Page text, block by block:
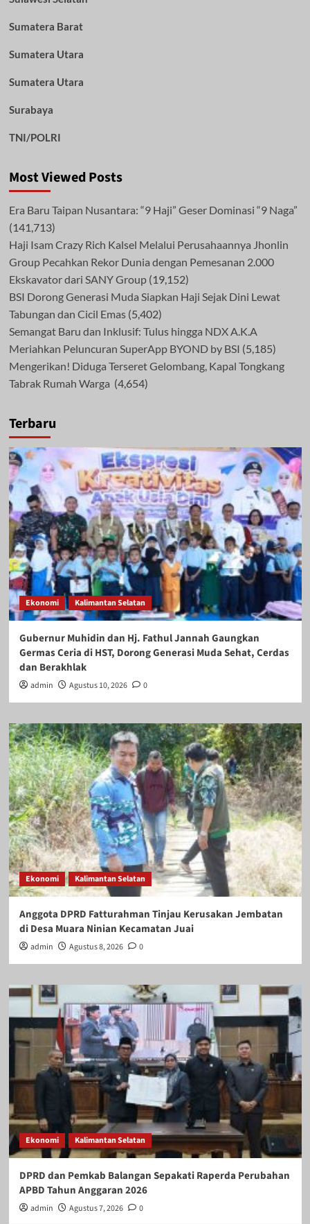
Sumatera Barat
Sumatera Utara
Sumatera Utara
Surabaya
TNI/POLRI
Most Viewed Posts
Era Baru Taipan Nusantara: “9 Haji” Geser Dominasi “9 Naga”
(141,713)
Haji Isam Crazy Rich Kalsel Melalui Perusahaannya Jhonlin
Group Pecahkan Rekor Dunia dengan Pemesanan 2.000
Ekskavator dari SANY Group (19,152)
BSI Dorong Generasi Muda Siapkan Haji Sejak Dini Lewat
Tabungan dan Cicil Emas (5,402)
Semangat Baru dan Inklusif: Tulus hingga NDX A.K.A
Meriahkan Peluncuran SuperApp BYOND by BSI (5,185)
Mengerikan! Diduga Terseret Gelombang, Kapal Tongkang
Tabrak Rumah Warga (4,654)
Terbaru
Ekonomi Kalimantan Selatan
Gubernur Muhidin dan Hj. Fathul Jannah Gaungkan
Germas Ceria di HST, Dorong Generasi Muda Sehat, Cerdas
dan Berakhlak
admin Agustus 10, 2026 0
Ekonomi Kalimantan Selatan
Anggota DPRD Fatturahman Tinjau Kerusakan Jembatan
di Desa Muara Ninian Kecamatan Juai
admin Agustus 8, 2026 0
Ekonomi Kalimantan Selatan
DPRD dan Pemkab Balangan Sepakati Raperda Perubahan
APBD Tahun Anggaran 2026
admin Agustus 7, 2026 0